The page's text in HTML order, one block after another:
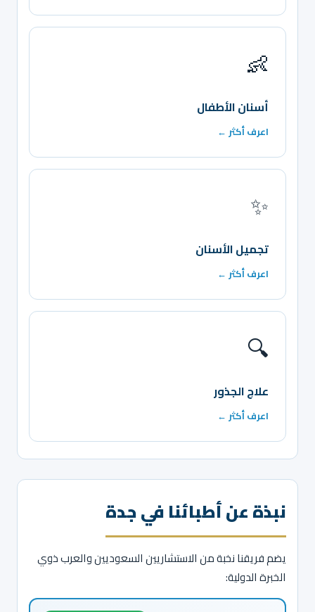
👶
أسنان الأطفال
اعرف أكثر ←
✨
تجميل الأسنان
اعرف أكثر ←
🔍
علاج الجذور
اعرف أكثر ←
نبذة عن أطبائنا في جدة
يضم فريقنا نخبة من الاستشاريين السعوديين والعرب ذوي
الخبرة الدولية: